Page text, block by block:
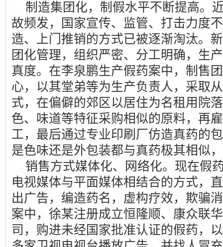
制造集团化，制假水平不断提高。
故频发，国家宣传、监管、打击力度
造、上门推销的方式已被逐渐淘汰。
团化管理，组织严密、分工明确，生
真度。在李泉鹏生产假药案中，制售
心，以其堂弟等为生产负责人，采取
式，在偏僻的郊区以居住为名租用院
色、味道等特征采购相似的原料，再
工，最后通过专业印刷厂仿造真药的
是色味还是外包装都与真药极其相似
销售方式媒体化、网络化。现在假
电视媒体与平面媒体相结合的方式，
出广告，编造药名，虚构疗效，欺骗
案中，徐某注册成立恒隆顺、康众联
司，购进未经国家批准认证的假药，